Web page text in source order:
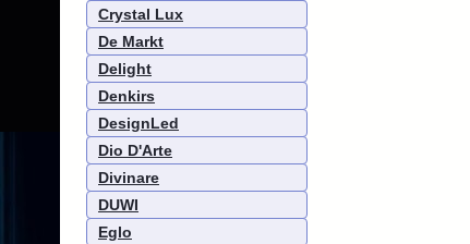
Crystal Lux
De Markt
Delight
Denkirs
DesignLed
Dio D'Arte
Divinare
DUWI
Eglo